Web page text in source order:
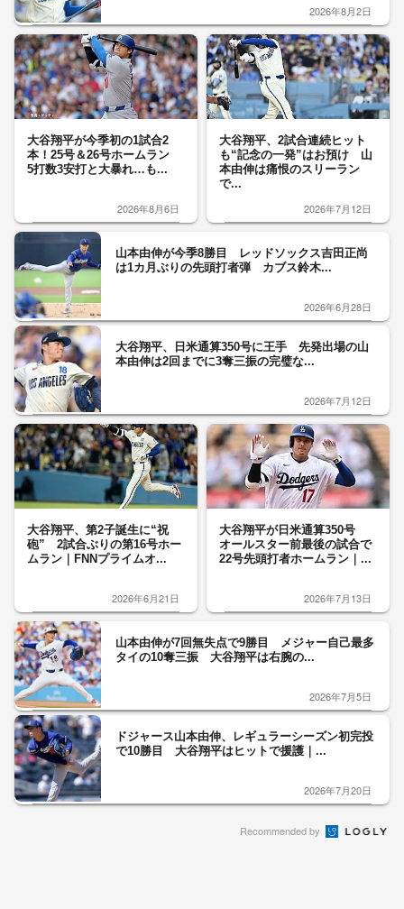
2026年8月2日
大谷翔平が今季初の1試合2
本！25号＆26号ホームラン
5打数3安打と大暴れ…も...
2026年8月6日
大谷翔平、2試合連続ヒット
も“記念の一発”はお預け 山
本由伸は痛恨のスリーラン
で...
2026年7月12日
山本由伸が今季8勝目 レッドソックス吉田正尚
は1カ月ぶりの先頭打者弾 カブス鈴木...
2026年6月28日
大谷翔平、日米通算350号に王手 先発出場の山
本由伸は2回までに3奪三振の完璧な...
2026年7月12日
大谷翔平、第2子誕生に“祝
砲” 2試合ぶりの第16号ホー
ムラン｜FNNプライムオ...
2026年6月21日
大谷翔平が日米通算350号
オールスター前最後の試合で
22号先頭打者ホームラン｜...
2026年7月13日
山本由伸が7回無失点で9勝目 メジャー自己最多
タイの10奪三振 大谷翔平は右腕の...
2026年7月5日
ドジャース山本由伸、レギュラーシーズン初完投
で10勝目 大谷翔平はヒットで援護｜...
2026年7月20日
Recommended by